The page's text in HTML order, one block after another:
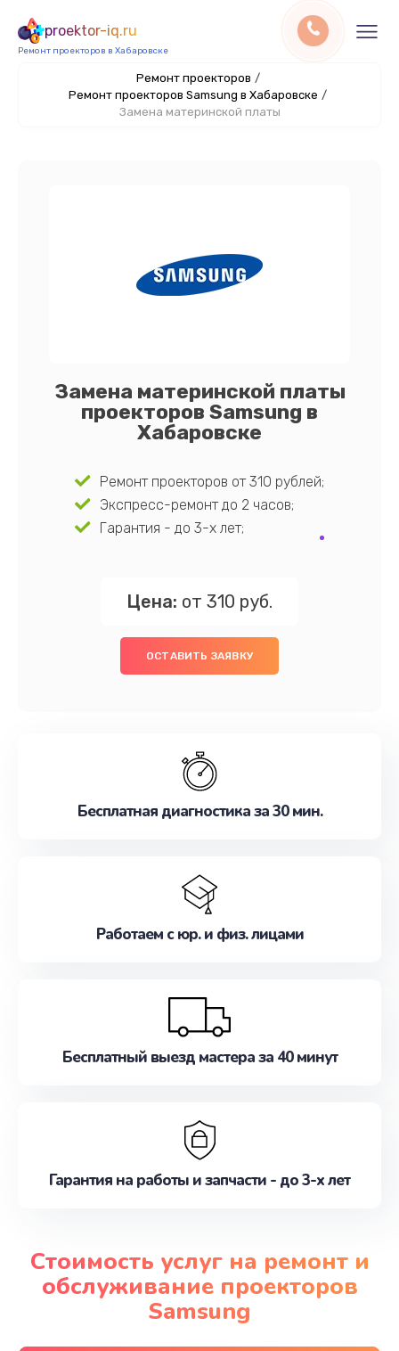
proektor-iq.ru
Ремонт проекторов в Хабаровске
Ремонт проекторов /
Ремонт проекторов Samsung в Хабаровске /
Замена материнской платы
Замена материнской платы
проекторов Samsung в
Хабаровске
Ремонт проекторов от 310 рублей;
Экспресс-ремонт до 2 часов;
Гарантия - до 3-х лет;
Цена: от 310 руб.
ОСТАВИТЬ ЗАЯВКУ
Бесплатная диагностика за 30 мин.
Работаем с юр. и физ. лицами
Бесплатный выезд мастера за 40 минут
Гарантия на работы и запчасти - до 3-х лет
Стоимость услуг на ремонт и
обслуживание проекторов
Samsung